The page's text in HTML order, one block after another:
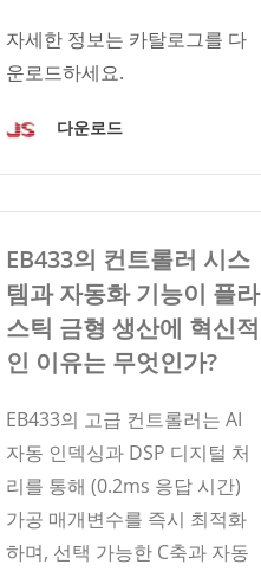
자세한 정보는 카탈로그를 다
운로드하세요.
다운로드
EB433의 컨트롤러 시스
템과 자동화 기능이 플라
스틱 금형 생산에 혁신적
인 이유는 무엇인가?
EB433의 고급 컨트롤러는 AI
자동 인덱싱과 DSP 디지털 처
리를 통해 (0.2ms 응답 시간)
가공 매개변수를 즉시 최적화
하며, 선택 가능한 C축과 자동